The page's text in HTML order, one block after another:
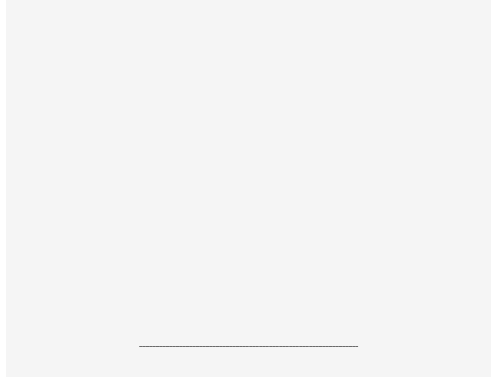
------------------------------------------------------------------